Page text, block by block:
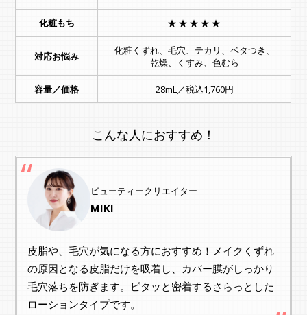
化粧もち ★★★★★
対応お悩み
化粧くずれ、毛穴、テカリ、ベタつき、
乾燥、くすみ、色むら
容量／価格 28mL／税込1,760円
こんな人におすすめ！
ビューティークリエイター
MIKI
皮脂や、毛穴が気になる方におすすめ！メイクくずれ
の原因となる皮脂だけを吸着し、カバー膜がしっかり
毛穴落ちを防ぎます。ピタッと密着するさらっとした
ローションタイプです。